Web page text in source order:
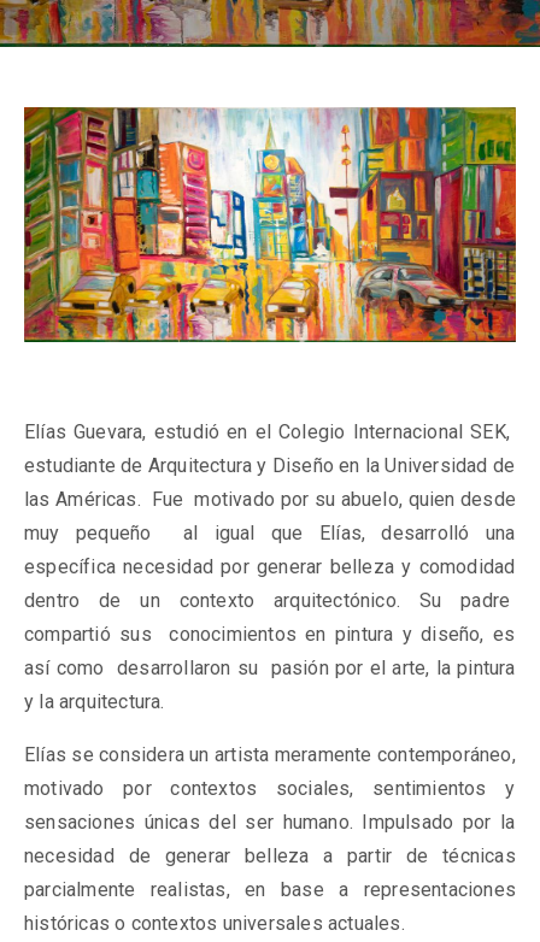
Elías Guevara, estudió en el Colegio Internacional SEK,
estudiante de Arquitectura y Diseño en la Universidad de
las Américas. Fue motivado por su abuelo, quien desde
muy pequeño al igual que Elías, desarrolló una
específica necesidad por generar belleza y comodidad
dentro de un contexto arquitectónico. Su padre
compartió sus conocimientos en pintura y diseño, es
así como desarrollaron su pasión por el arte, la pintura
y la arquitectura.
Elías se considera un artista meramente contemporáneo,
motivado por contextos sociales, sentimientos y
sensaciones únicas del ser humano. Impulsado por la
necesidad de generar belleza a partir de técnicas
parcialmente realistas, en base a representaciones
históricas o contextos universales actuales.